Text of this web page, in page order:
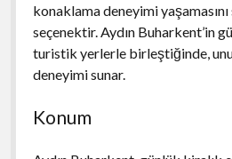
konaklama deneyimi
seçenektir. Aydın Buharkent’in
turistik yerlerle birleştiğinde,
deneyimi sunar.
Konum